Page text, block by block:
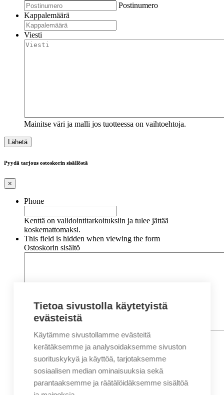
Postinumero
Kappalemäärä
Viesti
Mainitse väri ja malli jos tuotteessa on vaihtoehtoja.
Pyydä tarjous ostoskorin sisällöstä
×
Phone
Kenttä on validointitarkoituksiin ja tulee jättää
koskemattomaksi.
This field is hidden when viewing the form
Ostoskorin sisältö
Nimi*
Etunimi
Sukunimi
Sähköposti*
Tietoa sivustolla käytetyistä
evästeistä
Käytämme sivustollamme evästeitä
kerätäksemme ja analysoidaksemme sivuston
suorituskykyä ja käyttöä, tarjotaksemme
sosiaalisen median ominaisuuksia sekä
parantaaksemme ja räätälöidäksemme sisältöä